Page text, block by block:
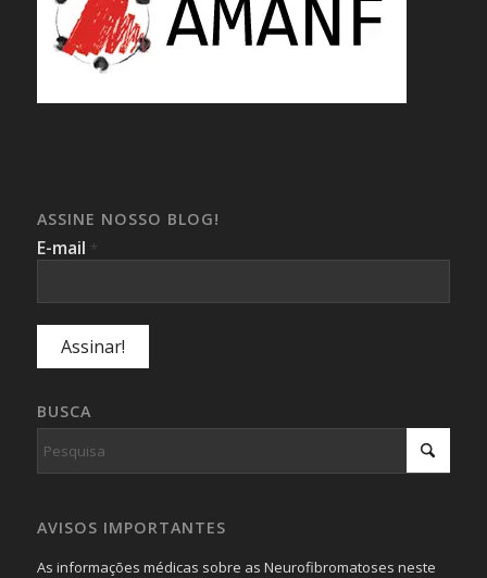
ASSINE NOSSO BLOG!
E-mail *
BUSCA
AVISOS IMPORTANTES
As informações médicas sobre as Neurofibromatoses neste